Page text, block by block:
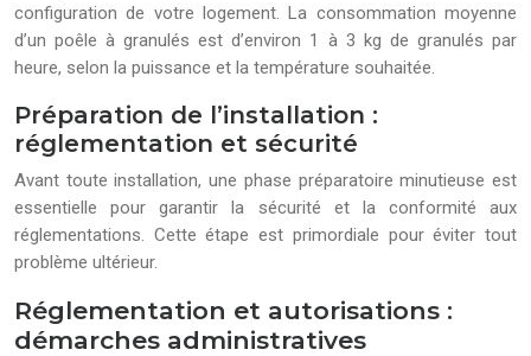
configuration de votre logement. La consommation moyenne
d’un poêle à granulés est d’environ 1 à 3 kg de granulés par
heure, selon la puissance et la température souhaitée.
Préparation de l’installation :
réglementation et sécurité
Avant toute installation, une phase préparatoire minutieuse est
essentielle pour garantir la sécurité et la conformité aux
réglementations. Cette étape est primordiale pour éviter tout
problème ultérieur.
Réglementation et autorisations :
démarches administratives